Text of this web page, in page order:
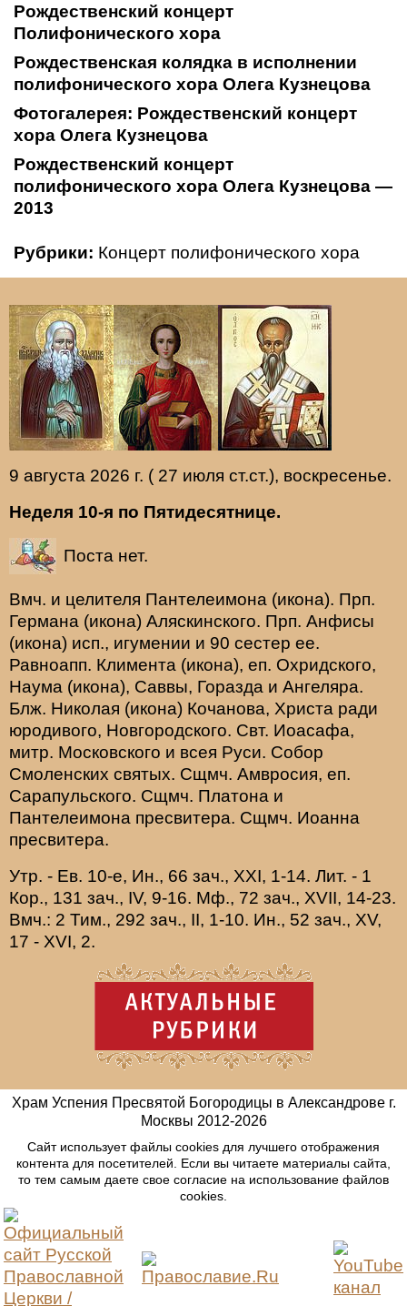
Рождественский концерт
Полифонического хора
Рождественская колядка в исполнении
полифонического хора Олега Кузнецова
Фотогалерея: Рождественский концерт
хора Олега Кузнецова
Рождественский концерт
полифонического хора Олега Кузнецова —
2013
Рубрики: Концерт полифонического хора
9 августа 2026 г. ( 27 июля ст.ст.), воскресенье.
Неделя 10-я по Пятидесятнице.
Поста нет.
Вмч. и целителя Пантелеимона (икона). Прп.
Германа (икона) Аляскинского. Прп. Анфисы
(икона) исп., игумении и 90 сестер ее.
Равноапп. Климента (икона), еп. Охридского,
Наума (икона), Саввы, Горазда и Ангеляра.
Блж. Николая (икона) Кочанова, Христа ради
юродивого, Новгородского. Свт. Иоасафа,
митр. Московского и всея Руси. Собор
Смоленских святых. Сщмч. Амвросия, еп.
Сарапульского. Сщмч. Платона и
Пантелеимона пресвитера. Сщмч. Иоанна
пресвитера.
Утр. - Ев. 10-е, Ин., 66 зач., XXI, 1-14. Лит. - 1
Кор., 131 зач., IV, 9-16. Мф., 72 зач., XVII, 14-23.
Вмч.: 2 Тим., 292 зач., II, 1-10. Ин., 52 зач., XV,
17 - XVI, 2.
Храм Успения Пресвятой Богородицы в Александрове г.
Москвы 2012-2026
Сайт использует файлы cookies для лучшего отображения
контента для посетителей. Если вы читаете материалы сайта,
то тем самым даете свое согласие на использование файлов
cookies.